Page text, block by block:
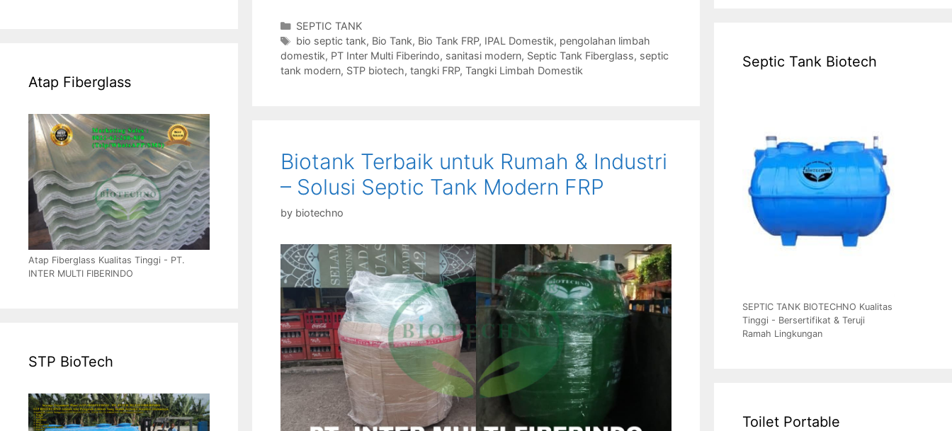
Categories
SEPTIC TANK
Tags
bio septic tank, Bio Tank, Bio Tank FRP, IPAL Domestik, pengolahan limbah
domestik, PT Inter Multi Fiberindo, sanitasi modern, Septic Tank Fiberglass, septic
tank modern, STP biotech, tangki FRP, Tangki Limbah Domestik
Biotank Terbaik untuk Rumah & Industri
– Solusi Septic Tank Modern FRP
by biotechno
Atap Fiberglass
Atap Fiberglass Kualitas Tinggi - PT.
INTER MULTI FIBERINDO
STP BioTech
Septic Tank Biotech
SEPTIC TANK BIOTECHNO Kualitas
Tinggi - Bersertifikat & Teruji
Ramah Lingkungan
Toilet Portable